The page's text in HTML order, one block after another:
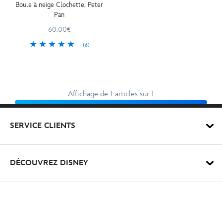
Boule à neige Clochette, Peter
Pan
60.00€
(6)
Affichage de 1 articles sur 1
SERVICE CLIENTS
DÉCOUVREZ DISNEY